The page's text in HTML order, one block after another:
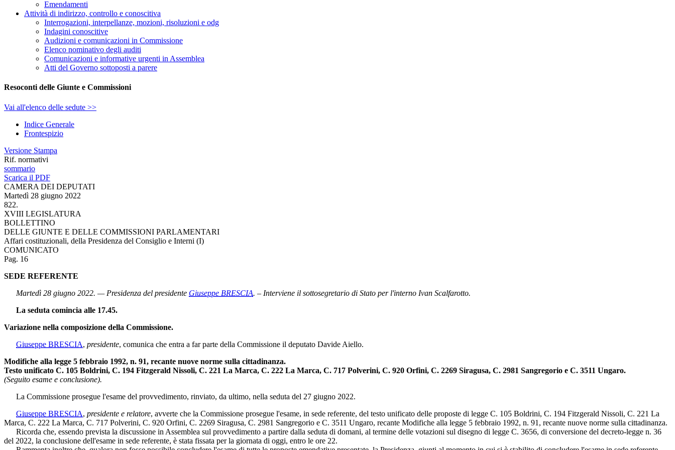
Emendamenti
Attività di indirizzo, controllo e conoscitiva
Interrogazioni, interpellanze, mozioni, risoluzioni e odg
Indagini conoscitive
Audizioni e comunicazioni in Commissione
Elenco nominativo degli auditi
Comunicazioni e informative urgenti in Assemblea
Atti del Governo sottoposti a parere
Resoconti delle Giunte e Commissioni
Vai all'elenco delle sedute >>
Indice Generale
Frontespizio
Versione Stampa
Rif. normativi
sommario
Scarica il PDF
CAMERA DEI DEPUTATI
Martedì 28 giugno 2022
822.
XVIII LEGISLATURA
BOLLETTINO
DELLE GIUNTE E DELLE COMMISSIONI PARLAMENTARI
Affari costituzionali, della Presidenza del Consiglio e Interni (I)
COMUNICATO
Pag. 16
SEDE REFERENTE
Martedì 28 giugno 2022. — Presidenza del presidente Giuseppe BRESCIA. – Interviene il sottosegretario di Stato per l'interno Ivan Scalfarotto.
La seduta comincia alle 17.45.
Variazione nella composizione della Commissione.
Giuseppe BRESCIA, presidente, comunica che entra a far parte della Commissione il deputato Davide Aiello.
Modifiche alla legge 5 febbraio 1992, n. 91, recante nuove norme sulla cittadinanza.
Testo unificato C. 105 Boldrini, C. 194 Fitzgerald Nissoli, C. 221 La Marca, C. 222 La Marca, C. 717 Polverini, C. 920 Orfini, C. 2269 Siragusa, C. 2981 Sangregorio e C. 3511 Ungaro.
(Seguito esame e conclusione).
La Commissione prosegue l'esame del provvedimento, rinviato, da ultimo, nella seduta del 27 giugno 2022.
Giuseppe BRESCIA, presidente e relatore, avverte che la Commissione prosegue l'esame, in sede referente, del testo unificato delle proposte di legge C. 105 Boldrini, C. 194 Fitzgerald Nissoli, C. 221 La
Marca, C. 222 La Marca, C. 717 Polverini, C. 920 Orfini, C. 2269 Siragusa, C. 2981 Sangregorio e C. 3511 Ungaro, recante Modifiche alla legge 5 febbraio 1992, n. 91, recante nuove norme sulla cittadinanza.
Ricorda che, essendo prevista la discussione in Assemblea sul provvedimento a partire dalla seduta di domani, al termine delle votazioni sul disegno di legge C. 3656, di conversione del decreto-legge n. 36
del 2022, la conclusione dell'esame in sede referente, è stata fissata per la giornata di oggi, entro le ore 22.